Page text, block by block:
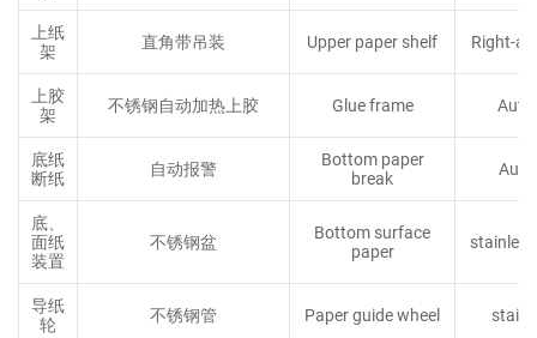
上纸
架
直角带吊装 Upper paper shelf Right-
上胶
架
不锈钢自动加热上胶 Glue frame
底纸
断纸
自动报警
Bottom paper
break
底、
面纸
装置
不锈钢盆
Bottom surface
paper
导纸
轮
不锈钢管 Paper guide wheel